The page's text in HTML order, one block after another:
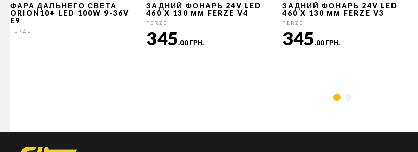
ФАРА ДАЛЬНЕГО СВЕТА
ORION10+ LED 100W 9-36V
E9
FERZE
ЗАДНИЙ ФОНАРЬ 24V LED
460 X 130 ММ FERZE V4
FERZE
345.00 ГРН.
ЗАДНИЙ ФОНАРЬ 24V LED
460 X 130 ММ FERZE V3
FERZE
345.00 ГРН.